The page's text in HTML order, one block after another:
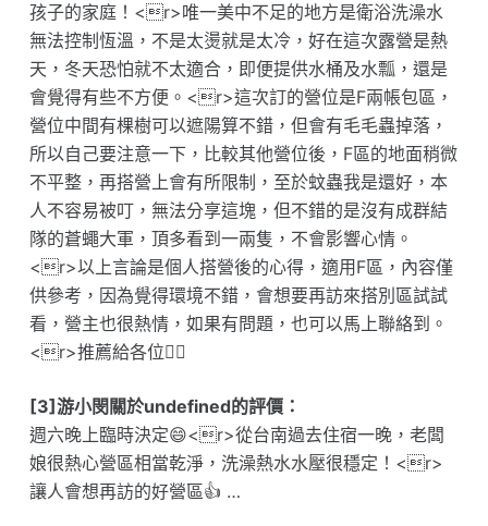
孩子的家庭！<r>唯一美中不足的地方是衛浴洗澡水
無法控制恆溫，不是太燙就是太冷，好在這次露營是熱
天，冬天恐怕就不太適合，即便提供水桶及水瓢，還是
會覺得有些不方便。<r>這次訂的營位是F兩帳包區，
營位中間有棵樹可以遮陽算不錯，但會有毛毛蟲掉落，
所以自己要注意一下，比較其他營位後，F區的地面稍微
不平整，再搭營上會有所限制，至於蚊蟲我是還好，本
人不容易被叮，無法分享這塊，但不錯的是沒有成群結
隊的蒼蠅大軍，頂多看到一兩隻，不會影響心情。
<r>以上言論是個人搭營後的心得，適用F區，內容僅
供參考，因為覺得環境不錯，會想要再訪來搭別區試試
看，營主也很熱情，如果有問題，也可以馬上聯絡到。
<r>推薦給各位👍🏻
[3]游小閔關於undefined的評價：
週六晚上臨時決定😄<r>從台南過去住宿一晚，老闆
娘很熱心營區相當乾淨，洗澡熱水水壓很穩定！<r>
讓人會想再訪的好營區👍 …